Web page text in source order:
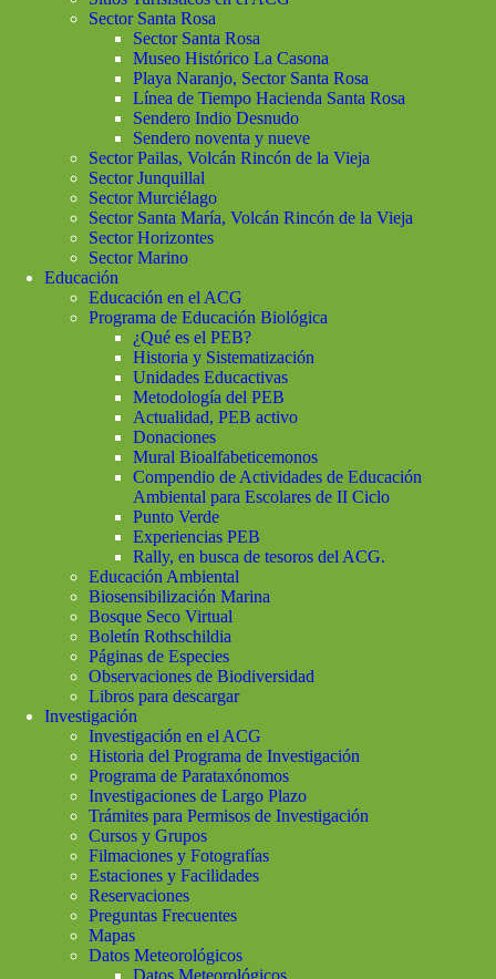
Sector Santa Rosa
Sector Santa Rosa
Museo Histórico La Casona
Playa Naranjo, Sector Santa Rosa
Línea de Tiempo Hacienda Santa Rosa
Sendero Indio Desnudo
Sendero noventa y nueve
Sector Pailas, Volcán Rincón de la Vieja
Sector Junquillal
Sector Murciélago
Sector Santa María, Volcán Rincón de la Vieja
Sector Horizontes
Sector Marino
Educación
Educación en el ACG
Programa de Educación Biológica
¿Qué es el PEB?
Historia y Sistematización
Unidades Educactivas
Metodología del PEB
Actualidad, PEB activo
Donaciones
Mural Bioalfabeticemonos
Compendio de Actividades de Educación
Ambiental para Escolares de II Ciclo
Punto Verde
Experiencias PEB
Rally, en busca de tesoros del ACG.
Educación Ambiental
Biosensibilización Marina
Bosque Seco Virtual
Boletín Rothschildia
Páginas de Especies
Observaciones de Biodiversidad
Libros para descargar
Investigación
Investigación en el ACG
Historia del Programa de Investigación
Programa de Parataxónomos
Investigaciones de Largo Plazo
Trámites para Permisos de Investigación
Cursos y Grupos
Filmaciones y Fotografías
Estaciones y Facilidades
Reservaciones
Preguntas Frecuentes
Mapas
Datos Meteorológicos